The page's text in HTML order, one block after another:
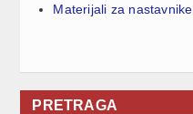
Materijali za nastavnike
PRETRAGA